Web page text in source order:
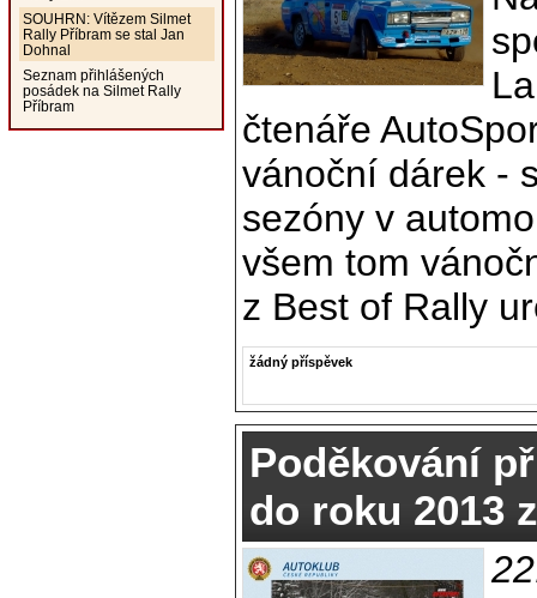
SOUHRN: Vítězem Silmet
Rally Příbram se stal Jan
Dohnal
Seznam přihlášených
posádek na Silmet Rally
Příbram
čtenáře
vánoční dárek -
sezóny v
všem tom
z Best of Rally
žádný příspěvek
Poděkování
do roku 2013